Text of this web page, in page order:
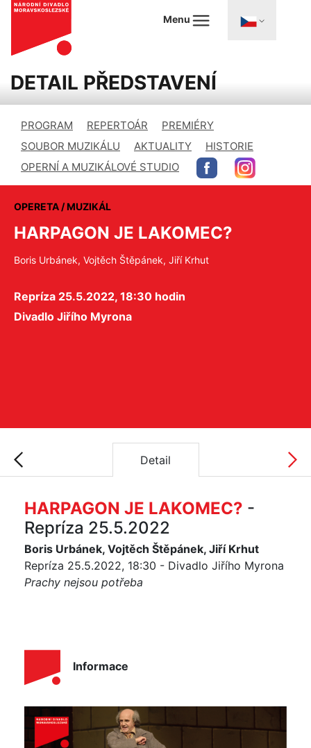
Menu
DETAIL PŘEDSTAVENÍ
PROGRAM REPERTOÁR
PREMIÉRY
SOUBOR MUZIKÁLU
AKTUALITY
HISTORIE
OPERNÍ A MUZIKÁLOVÉ STUDIO
OPERETA / MUZIKÁL
HARPAGON JE LAKOMEC?
Boris Urbánek, Vojtěch Štěpánek, Jiří Krhut
Repríza 25.5.2022, 18:30 hodin
Divadlo Jiřího Myrona
Detail
HARPAGON JE LAKOMEC? -
Repríza 25.5.2022
Boris Urbánek, Vojtěch Štěpánek, Jiří Krhut
Repríza 25.5.2022, 18:30 - Divadlo Jiřího Myrona
Prachy nejsou potřeba
Informace